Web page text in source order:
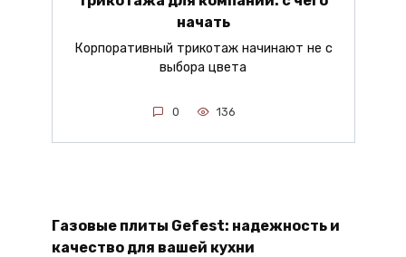
начать
Корпоративный трикотаж начинают не с
выбора цвета
0 136
Газовые плиты Gefest: надежность и
качество для вашей кухни